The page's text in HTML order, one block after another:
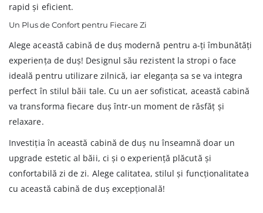
rapid și eficient.
Un Plus de Confort pentru Fiecare Zi
Alege această cabină de duș modernă pentru a-ți îmbunătăți
experiența de duș! Designul său rezistent la stropi o face
ideală pentru utilizare zilnică, iar eleganța sa se va integra
perfect în stilul băii tale. Cu un aer sofisticat, această cabină
va transforma fiecare duș într-un moment de răsfăț și
relaxare.
Investiția în această cabină de duș nu înseamnă doar un
upgrade estetic al băii, ci și o experiență plăcută și
confortabilă zi de zi. Alege calitatea, stilul și funcționalitatea
cu această cabină de duș excepțională!